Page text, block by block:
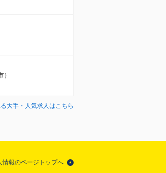
大手・人気求人はこちら
情報のページトップへ